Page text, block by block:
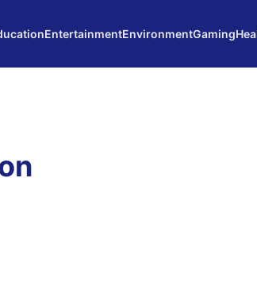
EntertainmentEnvironmentGaming